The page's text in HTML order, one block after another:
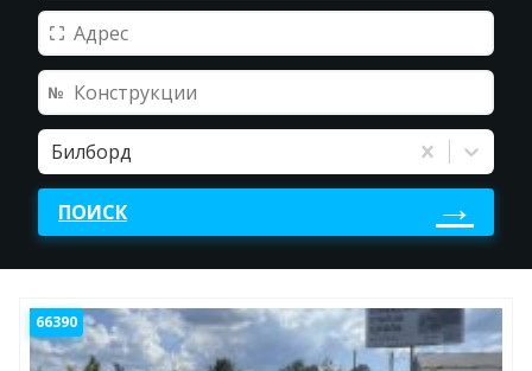
Билборд
ПОИСК
66390